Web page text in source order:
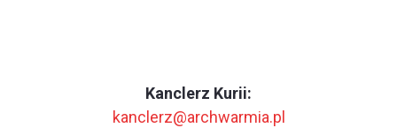
Kanclerz Kurii:
kanclerz@archwarmia.pl